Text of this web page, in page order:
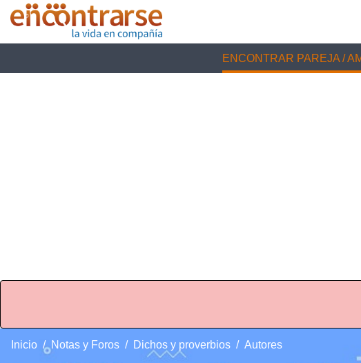
ENCONTRAR PAREJA /
Inicio Notas y Foros Dichos y proverbios Autores